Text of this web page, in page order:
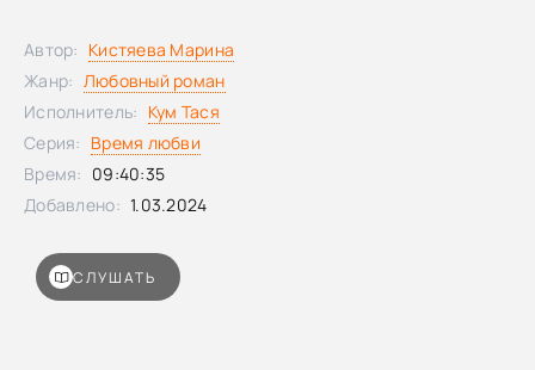
рванула в лес.Пришлось догонять.
СЛУШАТЬ
Автор: Кистяева Марина
Жанр: Любовный роман
Исполнитель: Кум Тася
Серия: Время любви
Время: 09:40:35
Добавлено: 1.03.2024